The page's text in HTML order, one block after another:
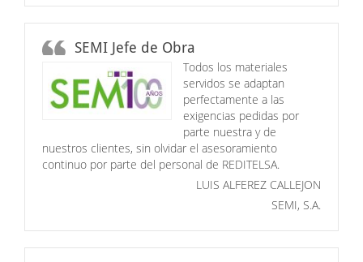
SEMI Jefe de Obra
Todos los materiales
servidos se adaptan
perfectamente a las
exigencias pedidas por
parte nuestra y de
nuestros clientes, sin olvidar el asesoramiento
continuo por parte del personal de REDITELSA.
LUIS ALFEREZ CALLEJON
SEMI, S.A.